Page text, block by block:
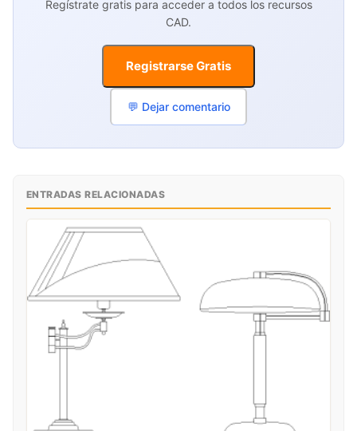
Regístrate gratis para acceder a todos los recursos
CAD.
Registrarse Gratis
💬 Dejar comentario
ENTRADAS RELACIONADAS